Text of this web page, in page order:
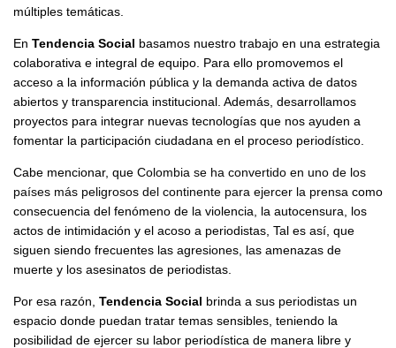
múltiples temáticas.
En Tendencia Social basamos nuestro trabajo en una estrategia
colaborativa e integral de equipo. Para ello promovemos el
acceso a la información pública y la demanda activa de datos
abiertos y transparencia institucional. Además, desarrollamos
proyectos para integrar nuevas tecnologías que nos ayuden a
fomentar la participación ciudadana en el proceso periodístico.
Cabe mencionar, que Colombia se ha convertido en uno de los
países más peligrosos del continente para ejercer la prensa como
consecuencia del fenómeno de la violencia, la autocensura, los
actos de intimidación y el acoso a periodistas, Tal es así, que
siguen siendo frecuentes las agresiones, las amenazas de
muerte y los asesinatos de periodistas.
Por esa razón, Tendencia Social brinda a sus periodistas un
espacio donde puedan tratar temas sensibles, teniendo la
posibilidad de ejercer su labor periodística de manera libre y